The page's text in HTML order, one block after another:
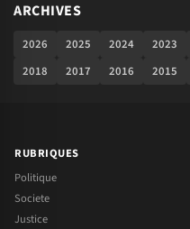
ARCHIVES
2026 2025 2024 2023
2018
2017 2016 2015
RUBRIQUES
Politique
Societe
Justice